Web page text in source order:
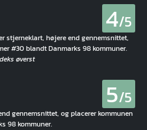
4/5
stjerneklart, højere end gennemsnittet,
#30 blandt Danmarks 98 kommuner.
5/5
gennemsnittet, og placerer kommunen
98 kommuner.